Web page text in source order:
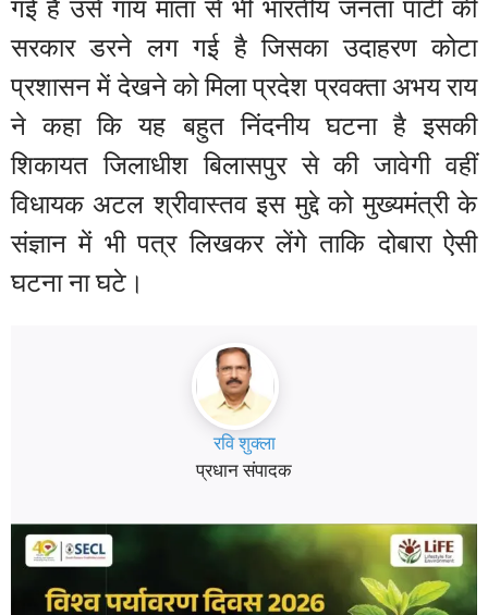
गई है उसे गाय माता से भी भारतीय जनता पार्टी की
सरकार डरने लग गई है जिसका उदाहरण कोटा
प्रशासन में देखने को मिला प्रदेश प्रवक्ता अभय राय
ने कहा कि यह बहुत निंदनीय घटना है इसकी
शिकायत जिलाधीश बिलासपुर से की जावेगी वहीं
विधायक अटल श्रीवास्तव इस मुद्दे को मुख्यमंत्री के
संज्ञान में भी पत्र लिखकर लेंगे ताकि दोबारा ऐसी
घटना ना घटे।
रवि शुक्ला
प्रधान संपादक